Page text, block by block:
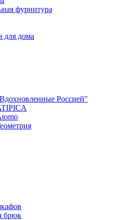
фурнитура
для дома
Россией"
брюк